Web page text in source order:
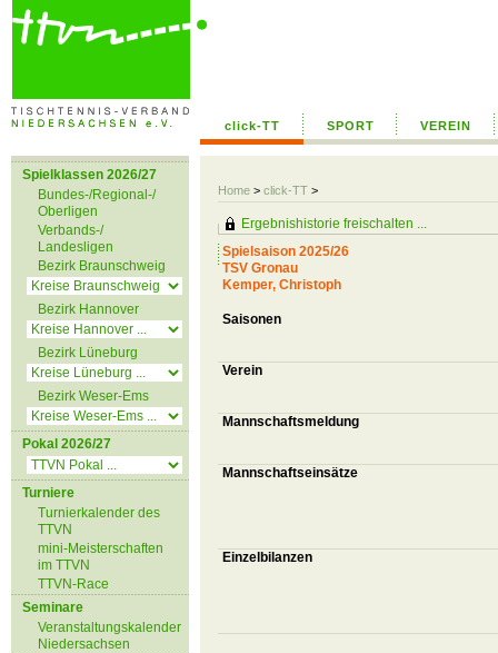
click-TT SPORT VEREIN
Home > click-TT >
Spielklassen 2026/27
Bundes-/Regional-/
Oberligen
Verbands-/
Landesligen
Bezirk Braunschweig
Bezirk Hannover
Bezirk Lüneburg
Bezirk Weser-Ems
Pokal 2026/27
Turniere
Turnierkalender des
TTVN
mini-Meisterschaften
im TTVN
TTVN-Race
Seminare
Veranstaltungskalender
Niedersachsen
Ergebnishistorie freischalten ...
Spielsaison 2025/26
TSV Gronau
Kemper, Christoph
Saisonen
Verein
Mannschaftsmeldung
Mannschaftseinsätze
Einzelbilanzen